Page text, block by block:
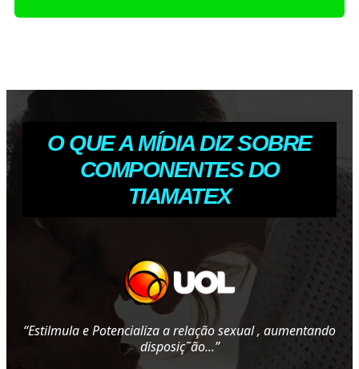
O QUE A MÍDIA DIZ SOBRE
COMPONENTES DO
TIAMATEX
“Estilmula e Potencializa a relação sexual , aumentando
disposiç˜ão...”